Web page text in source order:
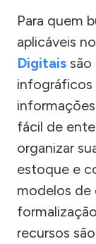
Para quem
aplicáveis
Digitais são
infográficos
fácil de
organizar
estoque e
modelos de
recursos